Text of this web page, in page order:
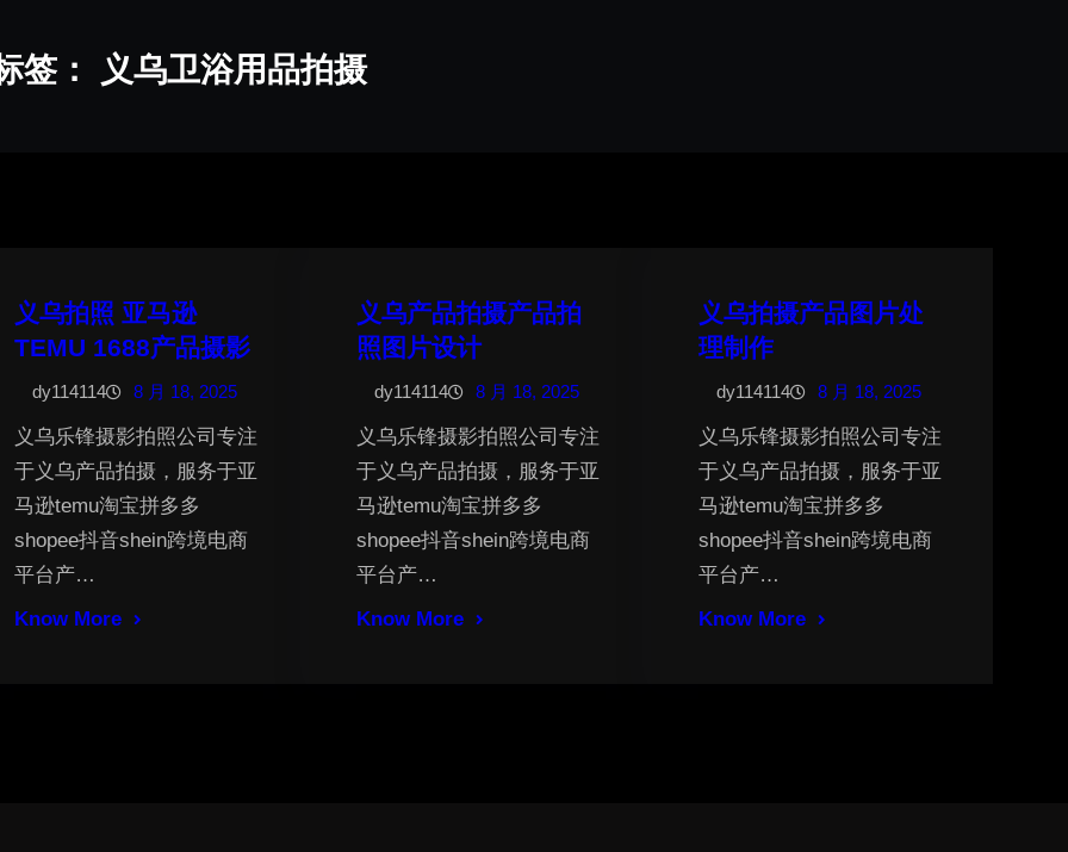
签： 义乌卫浴用品拍摄
义乌拍照 亚马逊
TEMU 1688产品摄影
dy114114 8 月 18, 2025
义乌乐锋摄影拍照公司专注
于义乌产品拍摄，服务于亚
马逊temu淘宝拼多多
shopee抖音shein跨境电商
平台产…
Know More
义乌产品拍摄产品拍
照图片设计
dy114114 8 月 18, 2025
义乌乐锋摄影拍照公司专注
于义乌产品拍摄，服务于亚
马逊temu淘宝拼多多
shopee抖音shein跨境电商
平台产…
Know More
义乌拍摄产品图片处
理制作
dy114114 8 月 18, 2025
义乌乐锋摄影拍照公司专注
于义乌产品拍摄，服务于亚
马逊temu淘宝拼多多
shopee抖音shein跨境电商
平台产…
Know More